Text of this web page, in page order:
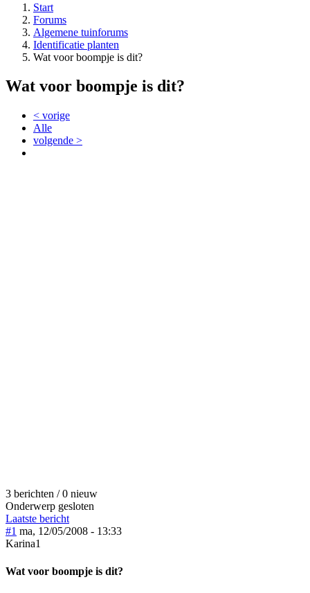
Start
Forums
Algemene tuinforums
Identificatie planten
Wat voor boompje is dit?
Wat voor boompje is dit?
< vorige
Alle
volgende >
3 berichten / 0 nieuw
Onderwerp gesloten
Laatste bericht
#1 ma, 12/05/2008 - 13:33
Karina1
Wat voor boompje is dit?